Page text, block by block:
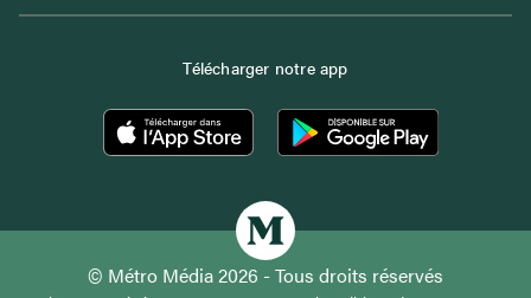
Télécharger notre app
© Métro Média 2026 - Tous droits réservés